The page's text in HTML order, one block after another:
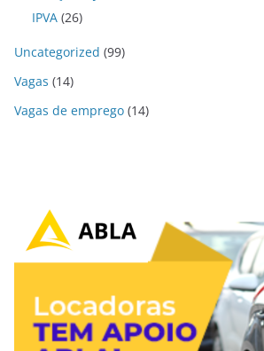
IPVA (26)
Uncategorized (99)
Vagas (14)
Vagas de emprego (14)